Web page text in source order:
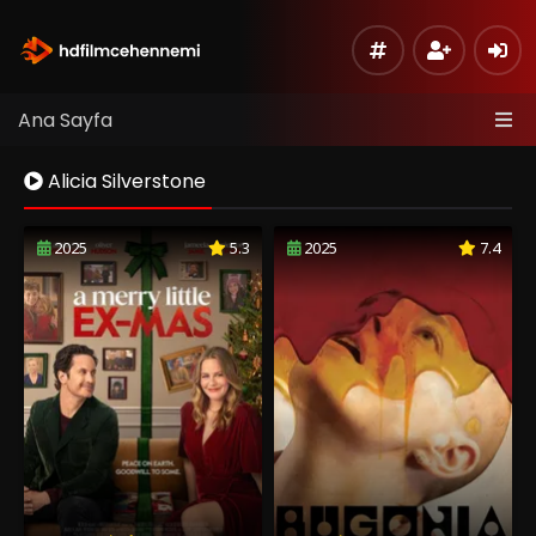
Ana Sayfa
Alicia Silverstone
2025 5.3 2025 7.4